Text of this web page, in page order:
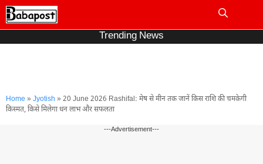
Skip
to
Trending News
Home » Jyotish » 20 June 2026 Rashifal: मेष से मीन तक जानें किस राशि की चमकेगी
किस्मत, किसे मिलेगा धन लाभ और सफलता
---Advertisement---